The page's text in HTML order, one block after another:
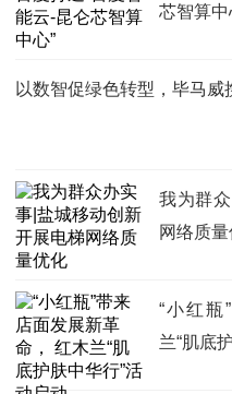
芯智算中
以数智促绿色转型，毕马
我为群
网络质
“小红瓶
兰“肌底